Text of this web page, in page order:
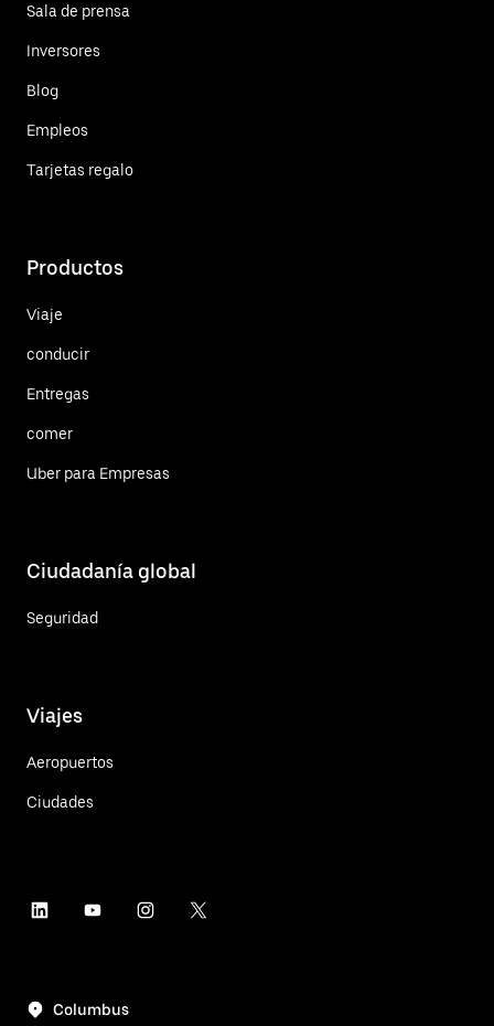
Sala de prensa
Inversores
Blog
Empleos
Tarjetas regalo
Productos
Viaje
conducir
Entregas
comer
Uber para Empresas
Ciudadanía global
Seguridad
Viajes
Aeropuertos
Ciudades
Columbus